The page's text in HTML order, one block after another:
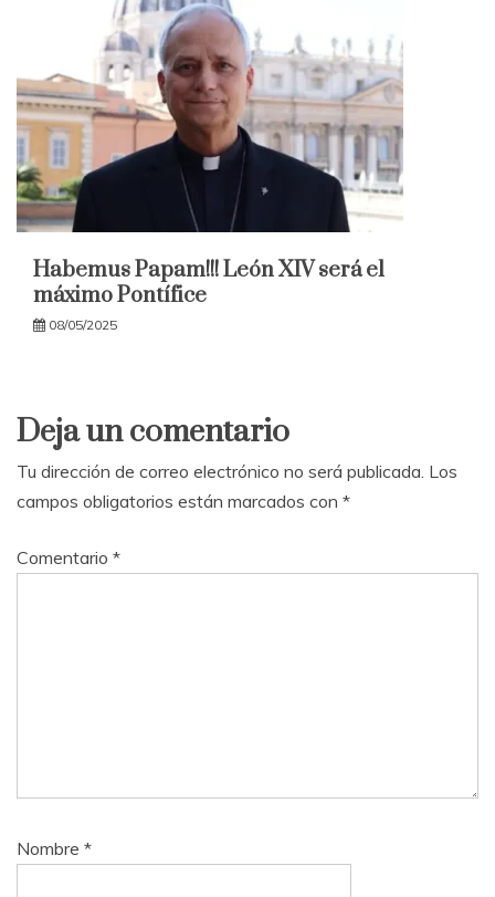
Habemus Papam!!! León XIV será el
máximo Pontífice
08/05/2025
Deja un comentario
Tu dirección de correo electrónico no será publicada. Los
campos obligatorios están marcados con *
Comentario *
Nombre *